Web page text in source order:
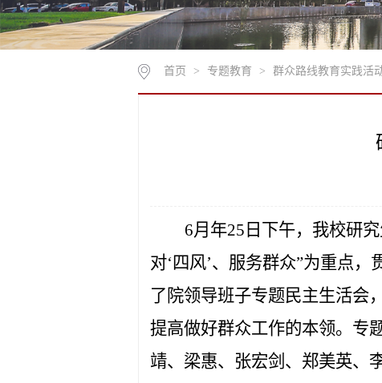
首页 > 专题教育 > 群众路线教育实践活
6月年25日下午，我校研
对‘四风’、服务群众”为重点
了院领导班子专题民主生活会
提高做好群众工作的本领。专
靖、梁惠、张宏剑、郑美英、